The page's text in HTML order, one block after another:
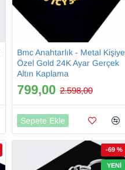
Bmc Anahtarlık - Metal Kişiye
Özel Gold 24K Ayar Gerçek
Altın Kaplama
799,00 2.598,00
Sepete Ekle
YENI
-69 %